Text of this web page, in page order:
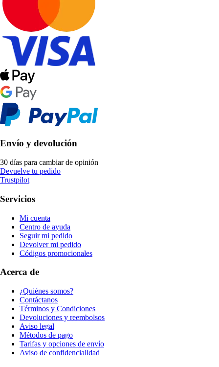
Envío y devolución
30 días para cambiar de opinión
Devuelve tu pedido
Trustpilot
Servicios
Mi cuenta
Centro de ayuda
Seguir mi pedido
Devolver mi pedido
Códigos promocionales
Acerca de
¿Quiénes somos?
Contáctanos
Términos y Condiciones
Devoluciones y reembolsos
Aviso legal
Métodos de pago
Tarifas y opciones de envío
Aviso de confidencialidad